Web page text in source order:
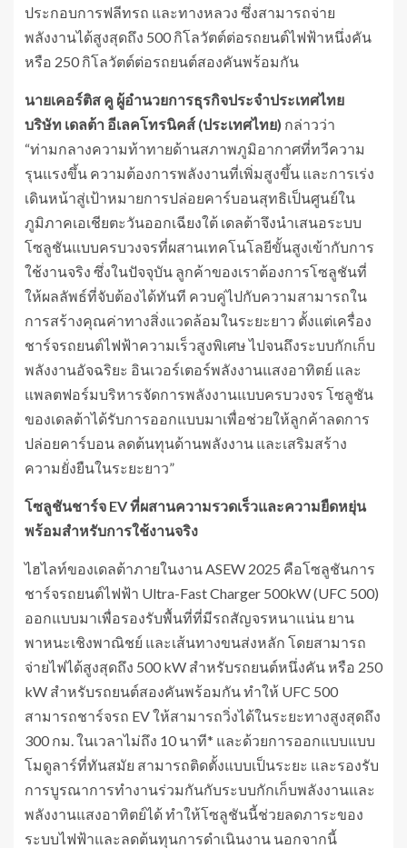
ประกอบการฟลีทรถ และทางหลวง ซึ่งสามารถจ่าย
พลังงานได้สูงสุดถึง 500 กิโลวัตต์ต่อรถยนต์ไฟฟ้าหนึ่งคัน
หรือ 250 กิโลวัตต์ต่อรถยนต์สองคันพร้อมกัน
นายเคอร์ติส คู ผู้อำนวยการธุรกิจประจำประเทศไทย
บริษัท เดลต้า อีเลคโทรนิคส์ (ประเทศไทย) กล่าวว่า
“ท่ามกลางความท้าทายด้านสภาพภูมิอากาศที่ทวีความ
รุนแรงขึ้น ความต้องการพลังงานที่เพิ่มสูงขึ้น และการเร่ง
เดินหน้าสู่เป้าหมายการปล่อยคาร์บอนสุทธิเป็นศูนย์ใน
ภูมิภาคเอเชียตะวันออกเฉียงใต้ เดลต้าจึงนำเสนอระบบ
โซลูชันแบบครบวงจรที่ผสานเทคโนโลยีขั้นสูงเข้ากับการ
ใช้งานจริง ซึ่งในปัจจุบัน ลูกค้าของเราต้องการโซลูชันที่
ให้ผลลัพธ์ที่จับต้องได้ทันที ควบคู่ไปกับความสามารถใน
การสร้างคุณค่าทางสิ่งแวดล้อมในระยะยาว ตั้งแต่เครื่อง
ชาร์จรถยนต์ไฟฟ้าความเร็วสูงพิเศษ ไปจนถึงระบบกักเก็บ
พลังงานอัจฉริยะ อินเวอร์เตอร์พลังงานแสงอาทิตย์ และ
แพลตฟอร์มบริหารจัดการพลังงานแบบครบวงจร โซลูชัน
ของเดลต้าได้รับการออกแบบมาเพื่อช่วยให้ลูกค้าลดการ
ปล่อยคาร์บอน ลดต้นทุนด้านพลังงาน และเสริมสร้าง
ความยั่งยืนในระยะยาว”
โซลูชันชาร์จ EV ที่ผสานความรวดเร็วและความยืดหยุ่น
พร้อมสำหรับการใช้งานจริง
ไฮไลท์ของเดลต้าภายในงาน ASEW 2025 คือโซลูชันการ
ชาร์จรถยนต์ไฟฟ้า Ultra-Fast Charger 500kW (UFC 500)
ออกแบบมาเพื่อรองรับพื้นที่ที่มีรถสัญจรหนาแน่น ยาน
พาหนะเชิงพาณิชย์ และเส้นทางขนส่งหลัก โดยสามารถ
จ่ายไฟได้สูงสุดถึง 500 kW สำหรับรถยนต์หนึ่งคัน หรือ 250
kW สำหรับรถยนต์สองคันพร้อมกัน ทำให้ UFC 500
สามารถชาร์จรถ EV ให้สามารถวิ่งได้ในระยะทางสูงสุดถึง
300 กม. ในเวลาไม่ถึง 10 นาที* และด้วยการออกแบบแบบ
โมดูลาร์ที่ทันสมัย สามารถติดตั้งแบบเป็นระยะ และรองรับ
การบูรณาการทำงานร่วมกันกับระบบกักเก็บพลังงานและ
พลังงานแสงอาทิตย์ได้ ทำให้โซลูชันนี้ช่วยลดภาระของ
ระบบไฟฟ้าและลดต้นทุนการดำเนินงาน นอกจากนี้